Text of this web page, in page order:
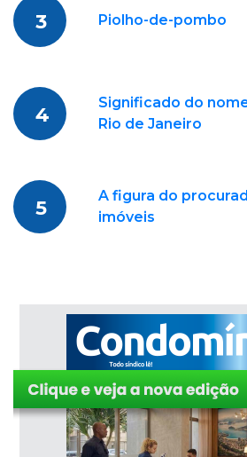
3 Piolho-de-pombo
4
Significado do
Rio de Janeiro
5
A figura do
imóveis